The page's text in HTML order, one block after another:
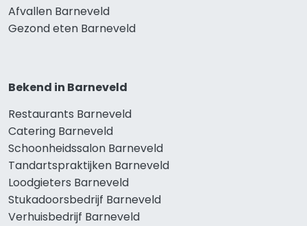
Afvallen Barneveld
Gezond eten Barneveld
Bekend in Barneveld
Restaurants Barneveld
Catering Barneveld
Schoonheidssalon Barneveld
Tandartspraktijken Barneveld
Loodgieters Barneveld
Stukadoorsbedrijf Barneveld
Verhuisbedrijf Barneveld